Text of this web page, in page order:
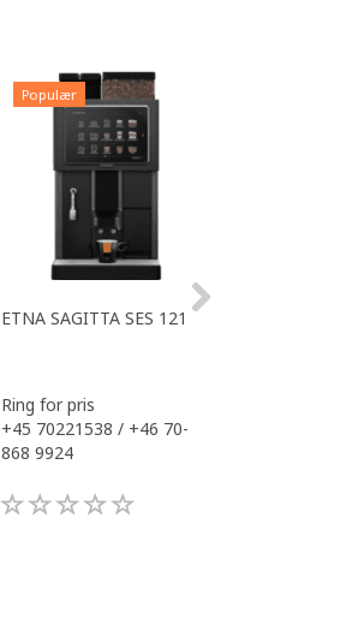
Populær
ETNA SAGITTA SES 121
Ring for pris
+45 70221538 / +46 70-
868 9924